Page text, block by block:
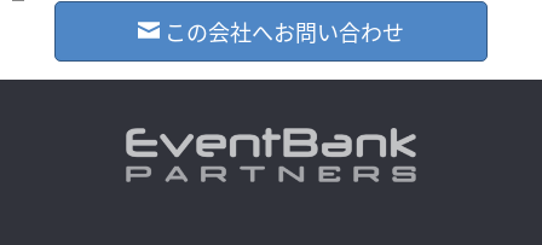
この会社へお問い合わせ